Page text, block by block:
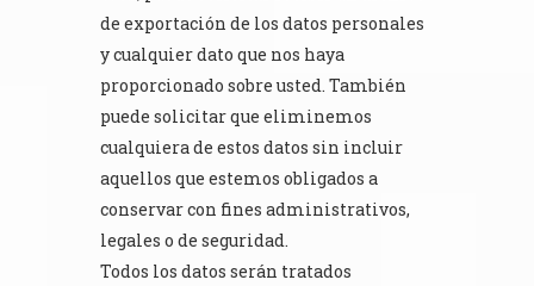
de exportación de los datos personales
y cualquier dato que nos haya
proporcionado sobre usted. También
puede solicitar que eliminemos
cualquiera de estos datos sin incluir
aquellos que estemos obligados a
conservar con fines administrativos,
legales o de seguridad.
Todos los datos serán tratados